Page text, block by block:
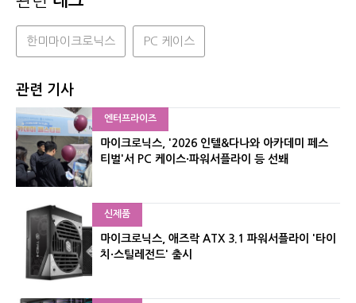
한미마이크로닉스 PC 케이스
관련 기사
엔터프라이즈
마이크로닉스, '2026 인텔&다나와 아카데미 페스
티벌'서 PC 케이스·파워서플라이 등 선봬
신제품
마이크로닉스, 애즈락 ATX 3.1 파워서플라이 '타이
치·스틸레전드' 출시